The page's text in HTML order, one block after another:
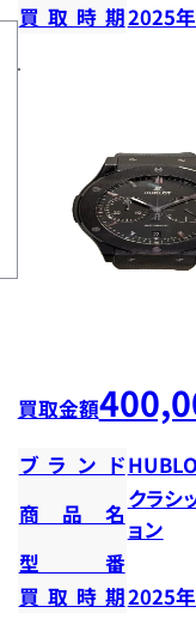
買取時期2025
買取金額
ブランド
商品名
クラシ
ョン
型番
買取時期2025